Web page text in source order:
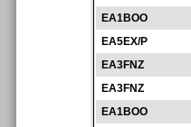
EA1BOO
EA5EX/P
EA3FNZ
EA3FNZ
EA1BOO